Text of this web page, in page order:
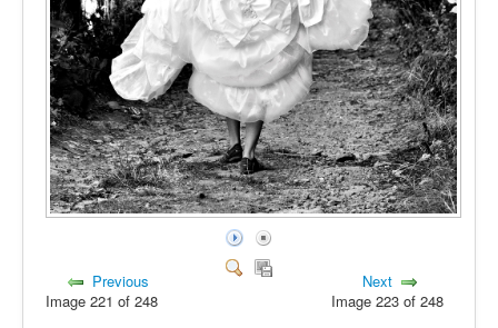
Previous
Image 221 of 248
Next
Image 223 of 248